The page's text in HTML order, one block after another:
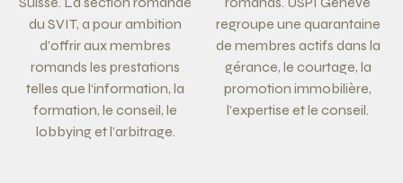
du SVIT, a pour ambition
d’offrir aux membres
romands les prestations
telles que l‘information, la
formation, le conseil, le
lobbying et l’arbitrage.
regroupe une quarantaine
de membres actifs dans la
gérance, le courtage, la
promotion immobilière,
l’expertise et le conseil.